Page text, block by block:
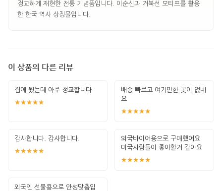
정교하게 재현한 전통 기념품입니다. 이순신과 거북선 모티프를 활용
한 한국 역사 상징물입니다.
이 상품의 다른 리뷰
집에 뒀는데 아주 정교합니다
★★★★★
배송 빠르고 여기만한 곳이 없네
요
★★★★★
감사합니다. 감사합니다.
★★★★★
외국바이어용으로 구매했어요
미국사람들이 좋아할거 같아요
★★★★★
외국인 선물용으로 안성맞춤입